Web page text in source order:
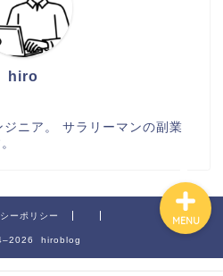
hiro
ニア。 サラリーマンの副業
ーポリシー
hiroblog
MENU
お問い合わせ